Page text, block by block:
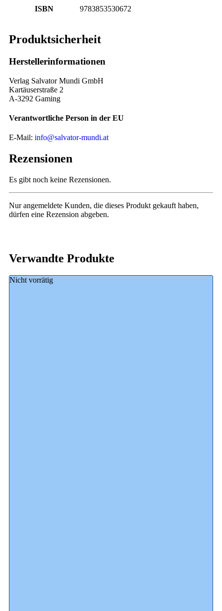
ISBN 9783853530672
Produktsicherheit
Herstellerinformationen
Verlag Salvator Mundi GmbH
Kartäuserstraße 2
A-3292 Gaming
Verantwortliche Person in der EU
E-Mail: info@salvator-mundi.at
Rezensionen
Es gibt noch keine Rezensionen.
Nur angemeldete Kunden, die dieses Produkt gekauft haben,
dürfen eine Rezension abgeben.
Verwandte Produkte
Nicht vorrätig